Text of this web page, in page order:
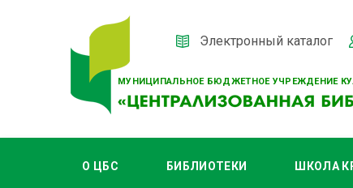
МУНИЦИПАЛЬНОЕ БЮДЖЕТНОЕ УЧРЕЖДЕНИЕ
Электронный каталог
О ЦБС БИБЛИОТЕКИ ШКОЛА